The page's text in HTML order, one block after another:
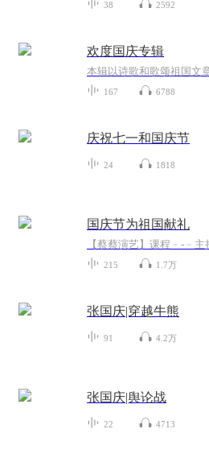
38 2592
欢度国庆专辑
167 6788
庆祝七一和国庆节
24 1818
国庆节为祖国献礼
215 1.7万
张国庆|穿越牛熊
91 4.2万
张国庆|舆论战
22 4713